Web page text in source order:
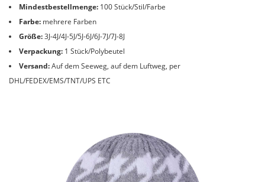
Mindestbestellmenge: 100 Stück/Stil/Farbe
Farbe: mehrere Farben
Größe:3J-4J/4J-5J/5J-6J/6J-7J/7J-8J
Verpackung: 1 Stück/Polybeutel
Versand:Auf dem Seeweg, auf dem Luftweg, per
DHL/FEDEX/EMS/TNT/UPS ETC